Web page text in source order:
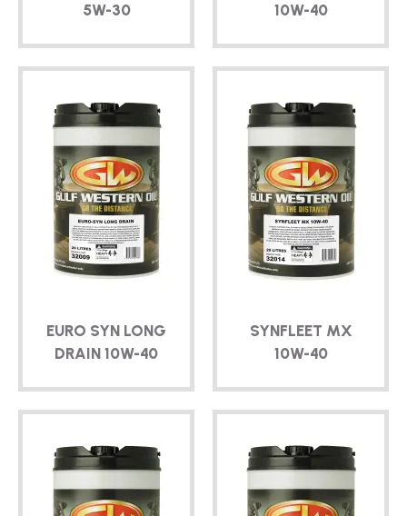
5W-30 10W-40
EURO SYN LONG
DRAIN 10W-40
SYNFLEET MX
10W-40